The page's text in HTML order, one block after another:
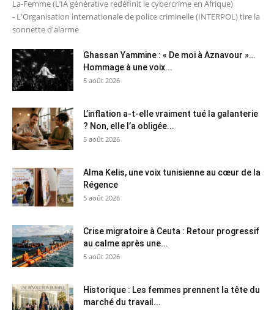
La-Femme (L’IA générative redéfinit le cybercrime en Afrique)
- L'Organisation internationale de police criminelle (INTERPOL) tire la
sonnette d'alarme
Ghassan Yammine : « De moi à Aznavour »…
Hommage à une voix...
5 août 2026
L’inflation a-t-elle vraiment tué la galanterie
? Non, elle l’a obligée...
5 août 2026
Alma Kelis, une voix tunisienne au cœur de la
Régence
5 août 2026
Crise migratoire à Ceuta : Retour progressif
au calme après une...
5 août 2026
Historique : Les femmes prennent la tête du
marché du travail...